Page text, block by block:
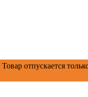
Товар отпускается